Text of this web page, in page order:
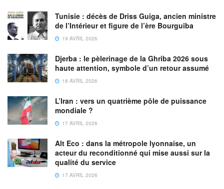
de « manière efficace à leurs demandes et attentes ».
Tunisie : décès de Driss Guiga, ancien ministre
de l’Intérieur et figure de l’ère Bourguiba
19 AVRIL 2026
Djerba : le pèlerinage de la Ghriba 2026 sous
haute attention, symbole d’un retour assumé
18 AVRIL 2026
L’Iran : vers un quatrième pôle de puissance
mondiale ?
17 AVRIL 2026
Alt Eco : dans la métropole lyonnaise, un
acteur du reconditionné qui mise aussi sur la
qualité du service
17 AVRIL 2026